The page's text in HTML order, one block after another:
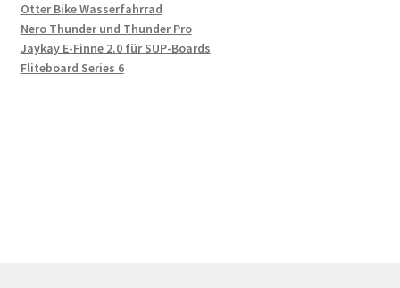
Otter Bike Wasserfahrrad
Nero Thunder und Thunder Pro
Jaykay E-Finne 2.0 für SUP-Boards
Fliteboard Series 6